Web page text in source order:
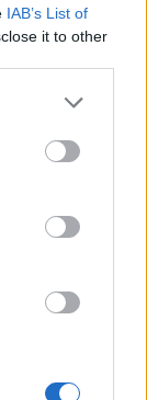
IAB’s List of
it to other
Google
may click to
tags to
Google
ΑΚΟΜΑ